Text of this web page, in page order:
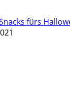
fürs